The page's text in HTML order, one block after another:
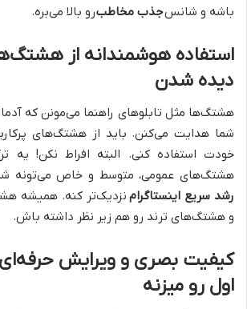
باشه و شانسجذب مخاطبرو بالا می‌بره.
استفاده هوشمندانه از
دیده شدن
هشتگ‌ها مثل تابلوهای راهنما می‌مونن که
شما هدایت می‌کنن. باید از هشتگ‌های
خودت استفاده کنی. البته افراط نکن! یه
هشتگ‌های عمومی، متوسط و خاص می‌تونه
رشد سریع اینستاگرام نزدیک‌تر کنه. همیشه
و هشتگ‌های ترند رو هم زیر نظر داشته باش.
کیفیت بصری و ویرایش
اول رو میزنه